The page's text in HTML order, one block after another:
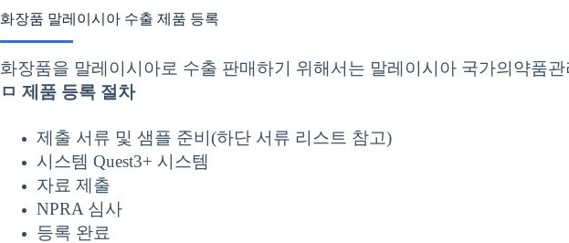
화장품 말레이시아 수출 제품 등록
화장품을 말레이시아로 수출 판매하기 위해서는 말레이시아 국가의약품
ㅁ 제품 등록 절차
제출 서류 및 샘플 준비(하단 서류 리스트 참고)
시스템 Quest3+ 시스템
자료 제출
NPRA 심사
등록 완료